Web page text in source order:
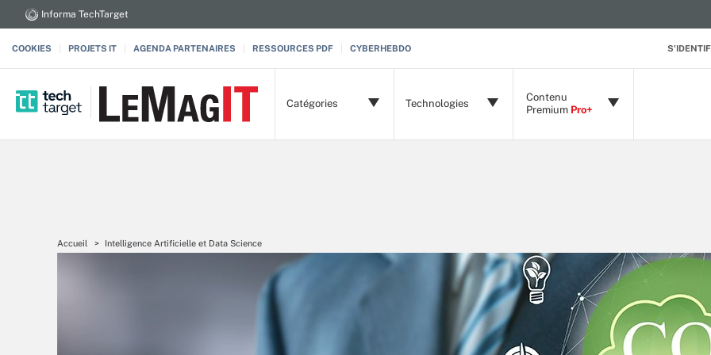
Informa TechTarget
COOKIES PROJETS IT AGENDA PARTENAIRES RESSOURCES PDF CYBERHEBDO
Catégories Technologies
Contenu
Premium Pro+
Accueil Intelligence Artificielle et Data Science